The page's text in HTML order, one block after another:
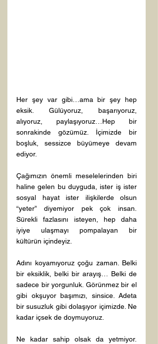
Her şey var gibi…ama bir şey hep
eksik. Gülüyoruz, başarıyoruz,
alıyoruz, paylaşıyoruz…Hep bir
sonrakinde gözümüz. İçimizde bir
boşluk, sessizce büyümeye devam
ediyor.
Çağımızın önemli meselelerinden biri
haline gelen bu duyguda, ister iş ister
sosyal hayat ister ilişkilerde olsun
“yeter” diyemiyor pek çok insan.
Sürekli fazlasını isteyen, hep daha
iyiye ulaşmayı pompalayan bir
kültürün içindeyiz.
Adını koyamıyoruz çoğu zaman. Belki
bir eksiklik, belki bir arayış… Belki de
sadece bir yorgunluk. Görünmez bir el
gibi okşuyor başımızı, sinsice. Adeta
bir susuzluk gibi dolaşıyor içimizde. Ne
kadar içsek de doymuyoruz.
Ne kadar sahip olsak da yetmiyor.